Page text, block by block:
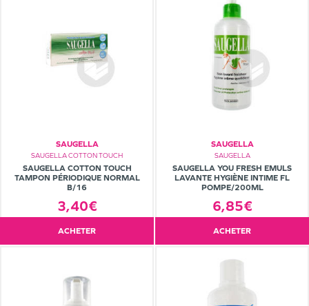
SAUGELLA
SAUGELLA COTTON TOUCH
SAUGELLA COTTON TOUCH
TAMPON PÉRIODIQUE NORMAL
B/16
3,40€
ACHETER
SAUGELLA
SAUGELLA
SAUGELLA YOU FRESH EMULS
LAVANTE HYGIÈNE INTIME FL
POMPE/200ML
6,85€
ACHETER